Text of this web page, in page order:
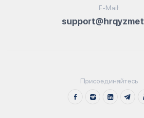
E-Mail:
Присоединяйтесь